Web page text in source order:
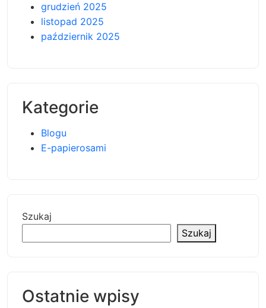
grudzień 2025
listopad 2025
październik 2025
Kategorie
Blogu
E-papierosami
Szukaj
Szukaj
Ostatnie wpisy